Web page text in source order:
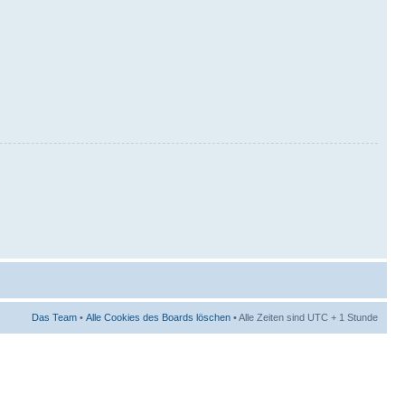
Das Team • Alle Cookies des Boards löschen • Alle Zeiten sind UTC + 1 Stunde